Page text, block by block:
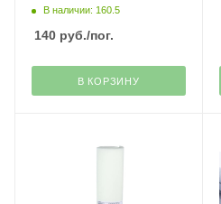
В наличии: 160.5
140 руб./пог.
В КОРЗИНУ